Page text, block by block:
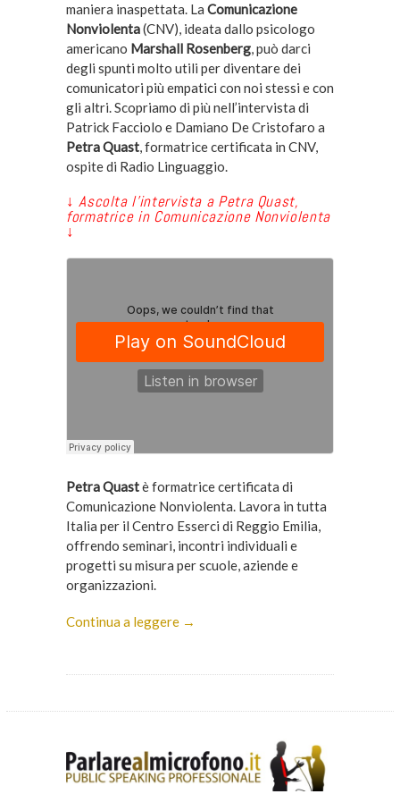
maniera inaspettata. La Comunicazione
Nonviolenta(CNV), ideata dallo psicologo
americano Marshall Rosenberg, può darci
degli spunti molto utili per diventare dei
comunicatori più empatici con noi stessi e con
gli altri. Scopriamo di più nell’intervista di
Patrick Facciolo e Damiano De Cristofaro a
Petra Quast, formatrice certificata in CNV,
ospite di Radio Linguaggio.
↓ Ascolta l’intervista a Petra Quast,
formatrice in Comunicazione Nonviolenta
↓
Petra Quastè formatrice certificata di
Comunicazione Nonviolenta. Lavora in tutta
Italia per il Centro Esserci di Reggio Emilia,
offrendo seminari, incontri individuali e
progetti su misura per scuole, aziende e
organizzazioni.
Continua a leggere →